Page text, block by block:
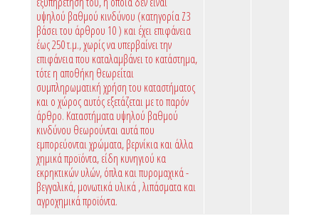
υψηλού βαθμού κινδύνου (κατηγορία Ζ3
βάσει του άρθρου 10 ) και έχει επιφάνεια
έως 250 τ.μ., χωρίς να υπερβαίνει την
επιφάνεια που καταλαμβάνει το κατάστημα,
τότε η αποθήκη θεωρείται
συμπληρωματική χρήση του καταστήματος
και ο χώρος αυτός εξετάζεται με το παρόν
άρθρο. Καταστήματα υψηλού βαθμού
κινδύνου θεωρούνται αυτά που
εμπορεύονται χρώματα, βερνίκια και άλλα
χημικά προϊόντα, είδη κυνηγιού κα
εκρηκτικών υλών, όπλα και πυρομαχικά -
βεγγαλικά, μονωτικά υλικά , λιπάσματα και
αγροχημικά προϊόντα.